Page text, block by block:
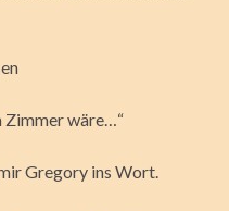
Zimmer wäre…“
Gregory ins Wort.